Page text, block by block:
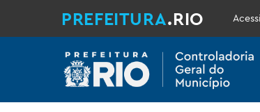
PREFEITURA.RIO